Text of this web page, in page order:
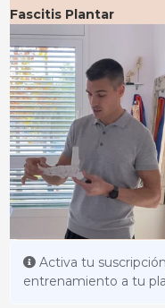
Fascitis Plantar
Activa tu
entrenamiento a tu